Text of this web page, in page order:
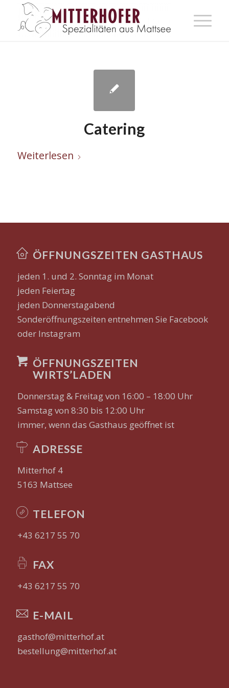
Catering
Weiterlesen
ÖFFNUNGSZEITEN GASTHAUS
jeden 1. und 2. Sonntag im Monat
jeden Feiertag
jeden Donnerstagabend
Sonderöffnungszeiten entnehmen Sie Facebook
oder Instagram
ÖFFNUNGSZEITEN
WIRTS’LADEN
Donnerstag & Freitag von 16:00 – 18:00 Uhr
Samstag von 8:30 bis 12:00 Uhr
immer, wenn das Gasthaus geöffnet ist
ADRESSE
Mitterhof 4
5163 Mattsee
TELEFON
+43 6217 55 70
FAX
+43 6217 55 70
E-MAIL
gasthof@mitterhof.at
bestellung@mitterhof.at